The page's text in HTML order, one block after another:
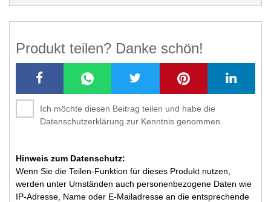
Produkt teilen? Danke schön!
Ich möchte diesen Beitrag teilen und habe die
Datenschutzerklärung zur Kenntnis genommen.
Hinweis zum Datenschutz:
Wenn Sie die Teilen-Funktion für dieses Produkt nutzen,
werden unter Umständen auch personenbezogene Daten wie
IP-Adresse, Name oder E-Mailadresse an die entsprechende